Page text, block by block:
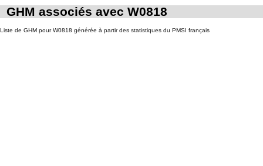
GHM associés avec W0818
Liste de GHM pour W0818 générée à partir des statistiques du PMSI français